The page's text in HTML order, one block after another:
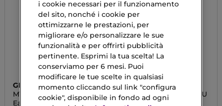
GIORGIO ARMANI
MY WAY PARFUM
Eau De Parfum
DIOR
J'ADORE PARFUM D'EAU
Eau De Parfum
i cookie necessari per il funzionamento
del sito, nonché i cookie per
ottimizzarne le prestazioni, per
migliorare e/o personalizzare le sue
funzionalità e per offrirti pubblicità
pertinente. Esprimi la tua scelta! La
conserviamo per 6 mesi. Puoi
modificare le tue scelte in qualsiasi
momento cliccando sul link "configura
cookie", disponibile in fondo ad ogni